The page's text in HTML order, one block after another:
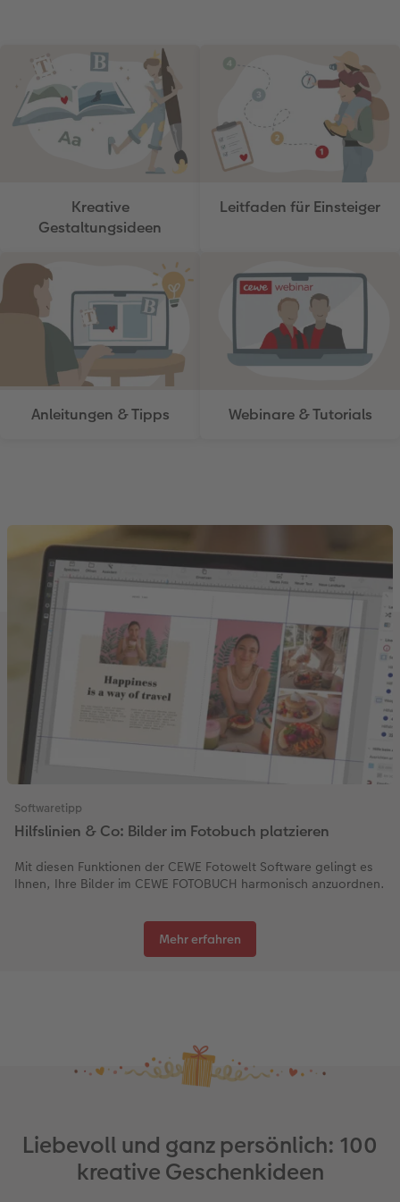
Kreative
Gestaltungsideen
Leitfaden für Einsteiger
Anleitungen & Tipps Webinare & Tutorials
Softwaretipp
Hilfslinien & Co: Bilder im Fotobuch platzieren
Mit diesen Funktionen der CEWE Fotowelt Software gelingt es
Ihnen, Ihre Bilder im CEWE FOTOBUCH harmonisch anzuordnen.
Mehr erfahren
Liebevoll und ganz persönlich: 100
kreative Geschenkideen